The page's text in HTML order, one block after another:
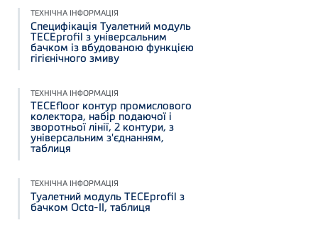
ТЕХНІЧНА ІНФОРМАЦІЯ
Специфікація Туалетний модуль
TECEprofil з універсальним
бачком із вбудованою функцією
гігієнічного змиву
ТЕХНІЧНА ІНФОРМАЦІЯ
TECEfloor контур промислового
колектора, набір подаючої і
зворотньої лінії, 2 контури, з
універсальним з'єднанням,
таблиця
ТЕХНІЧНА ІНФОРМАЦІЯ
Туалетний модуль TECEprofil з
бачком Octa-II, таблиця